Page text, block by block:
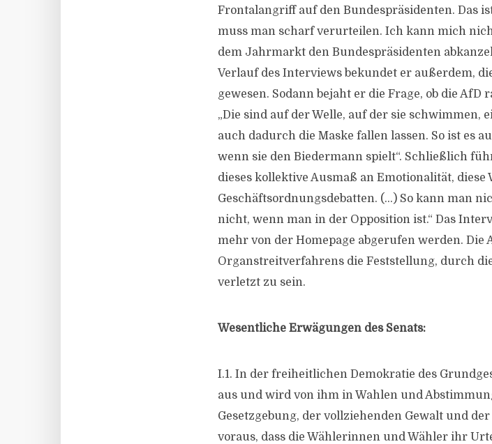
Frontalangriff auf den Bundespräsidenten. Das
muss man scharf verurteilen. Ich kann mich
dem Jahrmarkt den Bundespräsidenten
Verlauf des Interviews bekundet er außerdem,
gewesen. Sodann bejaht er die Frage, ob die
„Die sind auf der Welle, auf der sie
auch dadurch die Maske fallen lassen. So ist es
wenn sie den Biedermann spielt“. Schließlich
dieses kollektive Ausmaß an Emotionalität, diese
Geschäftsordnungsdebatten. (…) So kann man
nicht, wenn man in der Opposition ist.“ Das
mehr von der Homepage abgerufen werden. Die
Organstreitverfahrens die Feststellung, durch
verletzt zu sein.
Wesentliche Erwägungen des Senats:
I.1. In der freiheitlichen Demokratie des
aus und wird von ihm in Wahlen und
Gesetzgebung, der vollziehenden Gewalt und
voraus, dass die Wählerinnen und Wähler ihr